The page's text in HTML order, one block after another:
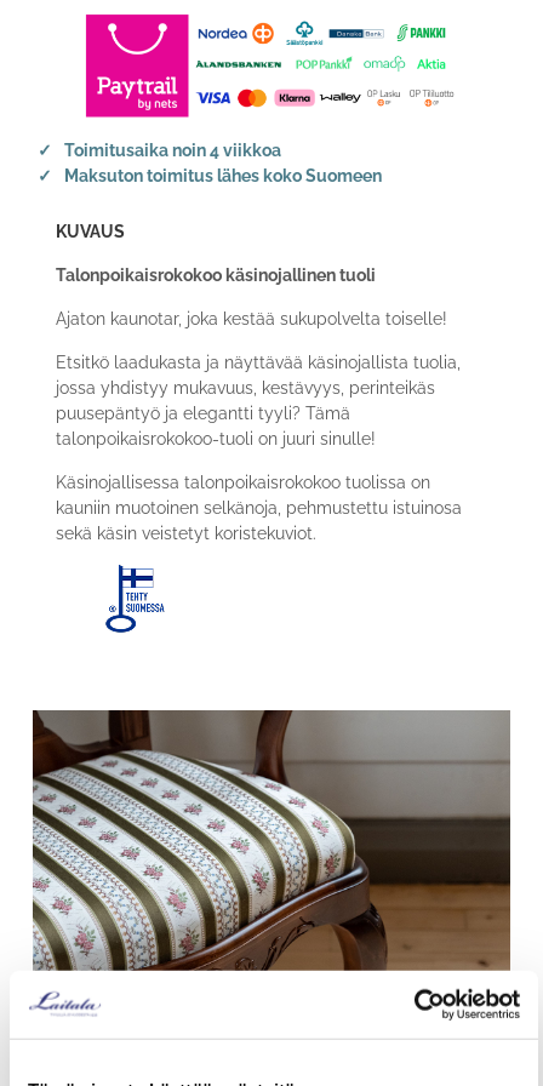
Toimitusaika noin 4 viikkoa
Maksuton toimitus lähes koko Suomeen
KUVAUS
Talonpoikaisrokokoo käsinojallinen tuoli
Ajaton kaunotar, joka kestää sukupolvelta toiselle!
Etsitkö laadukasta ja näyttävää käsinojallista tuolia,
jossa yhdistyy mukavuus, kestävyys, perinteikäs
puusepäntyö ja elegantti tyyli? Tämä
talonpoikaisrokokoo-tuoli on juuri sinulle!
Käsinojallisessa talonpoikaisrokokoo tuolissa on
kauniin muotoinen selkänoja, pehmustettu istuinosa
sekä käsin veistetyt koristekuviot.